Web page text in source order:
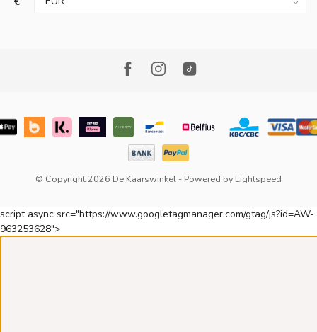
© Copyright 2026 De Kaarswinkel - Powered by Lightspeed
script async src="https://www.googletagmanager.com/gtag/js?id=AW-
963253628">